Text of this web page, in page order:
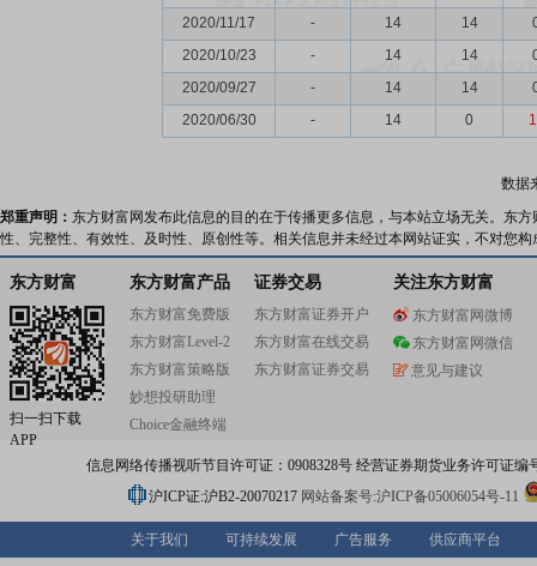
2020/11/17
- 14 14
2020/10/23
- 14 14
2020/09/27
- 14 14
2020/06/30
- 14 0
数据
郑重声明： 东方财富网发布此信息的目的在于传播更多信息，与本站立场无关。东
性、完整性、有效性、及时性、原创性等。相关信息并未经过本网站证实，不对您
东方财富
扫一扫下载
APP
东方财富产品
东方财富免费版
东方财富Level-2
东方财富策略版
妙想投研助理
Choice金融终端
证券交易
东方财富证券开户
东方财富在线交易
东方财富证券交易
关注东方财富
东方财富网微博
东方财富网微信
意见与建议
信息网络传播视听节目许可证：0908328号 经营证券期货业务许可证编
沪ICP证:沪B2-20070217 网站备案号:沪ICP备05006054号-11
关于我们 可持续发展 广告服务 供应商平台